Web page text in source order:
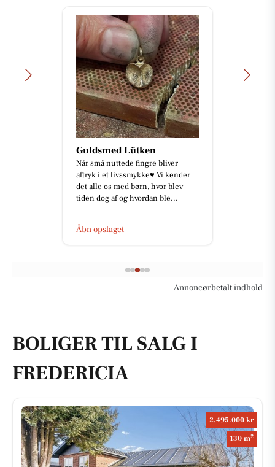
Guldsmed Lütken
Når små nuttede fingre bliver
aftryk i et livssmykke♥️ Vi kender
det alle os med børn, hvor blev
tiden dog af og hvordan ble...
Åbn opslaget
Annoncørbetalt indhold
BOLIGER TIL SALG I
FREDERICIA
2.495.000 kr
130 m2